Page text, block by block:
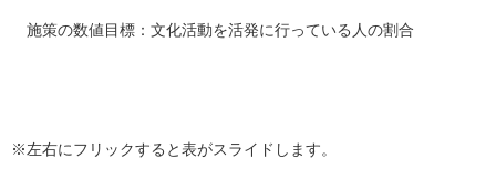
施策の数値目標：文化活動を活発に行っている人の割合
※左右にフリックすると表がスライドします。